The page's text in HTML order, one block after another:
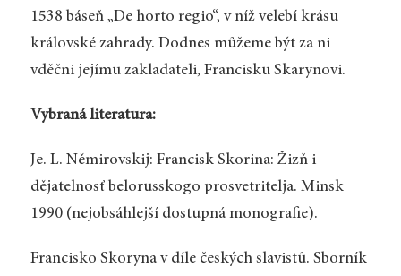
1538 báseň „De horto regio“, v níž velebí krásu
královské zahrady. Dodnes můžeme být za ni
vděčni jejímu zakladateli, Francisku Skarynovi.
Vybraná literatura:
Je. L. Němirovskij: Francisk Skorina: Žizň i
dějatelnosť belorusskogo prosvetritelja. Minsk
1990 (nejobsáhlejší dostupná monografie).
Francisko Skoryna v díle českých slavistů. Sborník